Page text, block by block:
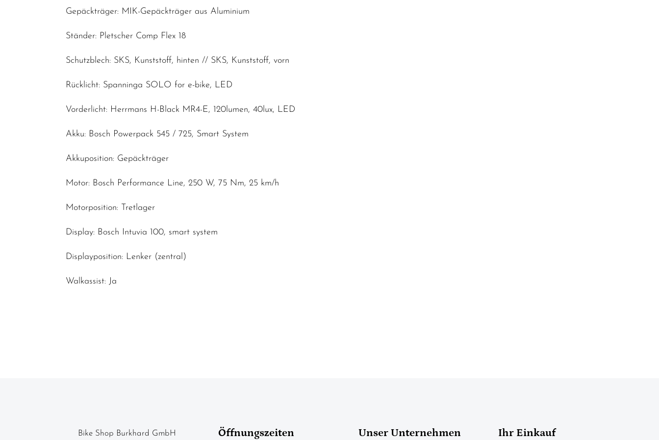
Gepäckträger: MIK-Gepäckträger aus Aluminium
Ständer: Pletscher Comp Flex 18
Schutzblech: SKS, Kunststoff, hinten // SKS, Kunststoff, vorn
Rücklicht: Spanninga SOLO for e-bike, LED
Vorderlicht: Herrmans H-Black MR4-E, 120lumen, 40lux, LED
Akku: Bosch Powerpack 545 / 725, Smart System
Akkuposition: Gepäckträger
Motor: Bosch Performance Line, 250 W, 75 Nm, 25 km/h
Motorposition: Tretlager
Display: Bosch Intuvia 100, smart system
Displayposition: Lenker (zentral)
Walkassist: Ja
Bike Shop Burkhard GmbH Öffnungszeiten Unser Unternehmen Ihr Einkauf